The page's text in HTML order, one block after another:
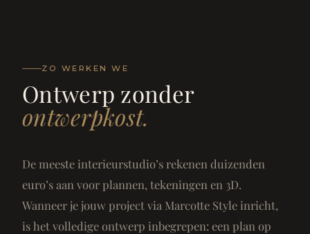
ZO WERKEN WE
Ontwerp zonder
ontwerpkost.
De meeste interieurstudio’s rekenen duizenden
euro’s aan voor plannen, tekeningen en 3D.
Wanneer je jouw project via Marcotte Style inricht,
is het volledige ontwerp inbegrepen: een plan op